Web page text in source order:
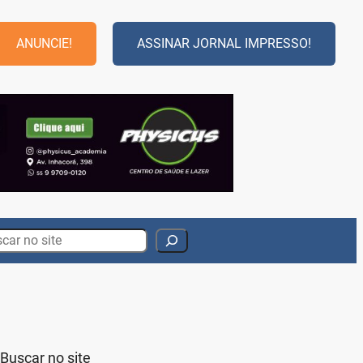
ANUNCIE! ASSINAR JORNAL IMPRESSO!
Buscar no site